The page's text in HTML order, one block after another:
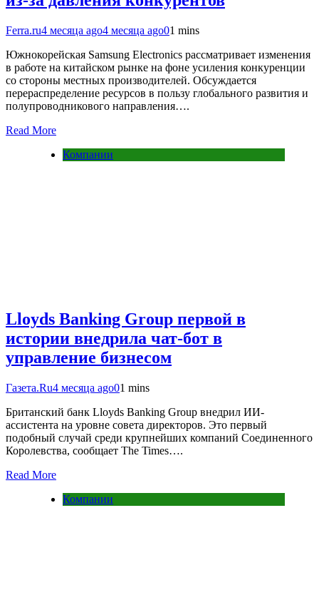
Ferra.ru4 месяца ago4 месяца ago01 mins
Южнокорейская Samsung Electronics рассматривает изменения
в работе на китайском рынке на фоне усиления конкуренции
со стороны местных производителей. Обсуждается
перераспределение ресурсов в пользу глобального развития и
полупроводникового направления….
Read More
Компании
Lloyds Banking Group первой в
истории внедрила чат-бот в
управление бизнесом
Газета.Ru4 месяца ago01 mins
Британский банк Lloyds Banking Group внедрил ИИ-
ассистента на уровне совета директоров. Это первый
подобный случай среди крупнейших компаний Соединенного
Королевства, сообщает The Times….
Read More
Компании